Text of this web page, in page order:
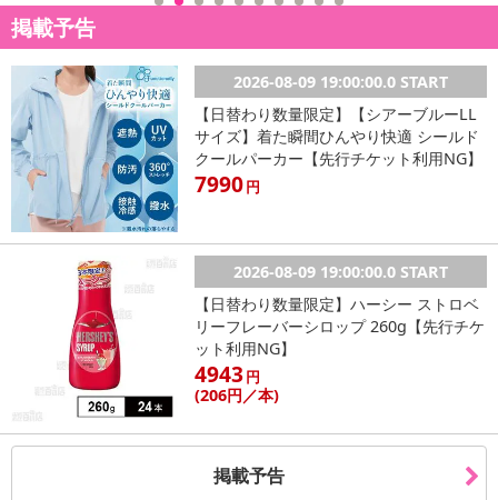
掲載予告
2026-08-09 19:00:00.0 START
【日替わり数量限定】【シアーブルーLL
サイズ】着た瞬間ひんやり快適 シールド
クールパーカー【先行チケット利用NG】
7990円
2026-08-09 19:00:00.0 START
【日替わり数量限定】ハーシー ストロベ
リーフレーバーシロップ 260g【先行チケ
ット利用NG】
4943円
(206円／本)
掲載予告